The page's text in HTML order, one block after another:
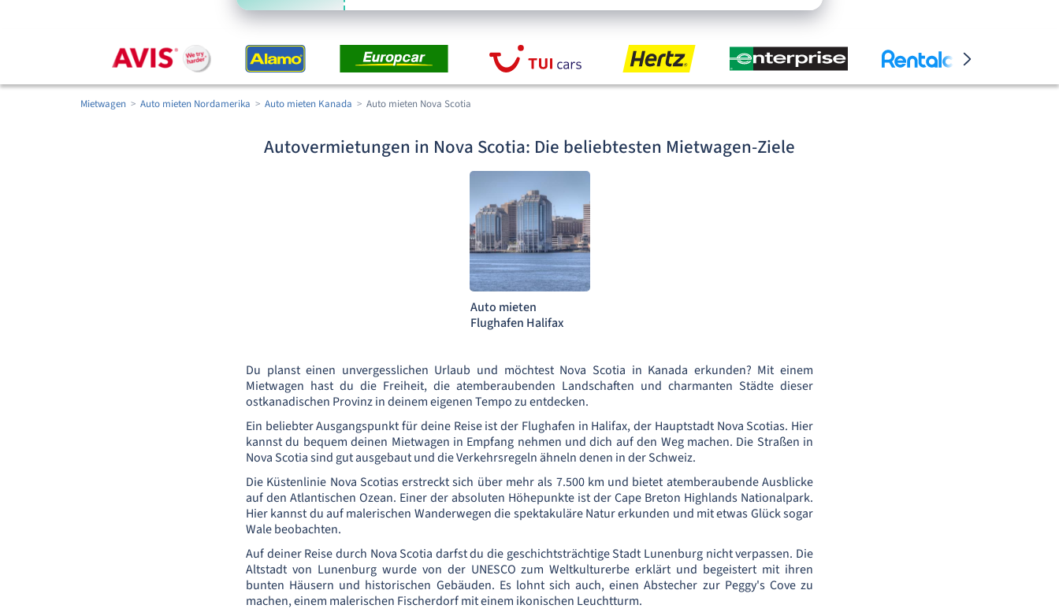
Mietwagen Auto mieten Nordamerika Auto mieten Kanada Auto mieten Nova Scotia
Autovermietungen in Nova Scotia: Die beliebtesten Mietwagen-Ziele
Auto mieten
Flughafen Halifax
Du planst einen unvergesslichen Urlaub und möchtest Nova Scotia in Kanada erkunden? Mit einem
Mietwagen hast du die Freiheit, die atemberaubenden Landschaften und charmanten Städte dieser
ostkanadischen Provinz in deinem eigenen Tempo zu entdecken.
Ein beliebter Ausgangspunkt für deine Reise ist der Flughafen in Halifax, der Hauptstadt Nova Scotias. Hier
kannst du bequem deinen Mietwagen in Empfang nehmen und dich auf den Weg machen. Die Straßen in
Nova Scotia sind gut ausgebaut und die Verkehrsregeln ähneln denen in der Schweiz.
Die Küstenlinie Nova Scotias erstreckt sich über mehr als 7.500 km und bietet atemberaubende Ausblicke
auf den Atlantischen Ozean. Einer der absoluten Höhepunkte ist der Cape Breton Highlands Nationalpark.
Hier kannst du auf malerischen Wanderwegen die spektakuläre Natur erkunden und mit etwas Glück sogar
Wale beobachten.
Auf deiner Reise durch Nova Scotia darfst du die geschichtsträchtige Stadt Lunenburg nicht verpassen. Die
Altstadt von Lunenburg wurde von der UNESCO zum Weltkulturerbe erklärt und begeistert mit ihren
bunten Häusern und historischen Gebäuden. Es lohnt sich auch, einen Abstecher zur Peggy's Cove zu
machen, einem malerischen Fischerdorf mit einem ikonischen Leuchtturm.